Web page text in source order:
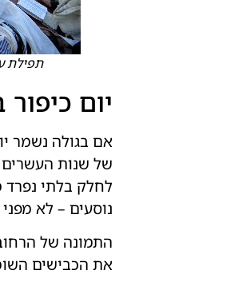
תפילת
יום
אם בגולה נשמר
של שנות העשרים
לחלק בלתי נפרד
נוסעים – לא
התמונה של
את הכבישים